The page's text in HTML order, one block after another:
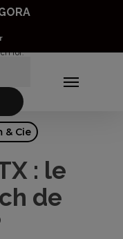
for:
Menu
& Cie
: le
de